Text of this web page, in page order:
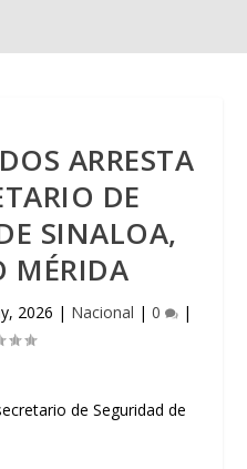
ARRESTA
DE
SINALOA,
MÉRIDA
2026 | Nacional | 0 |